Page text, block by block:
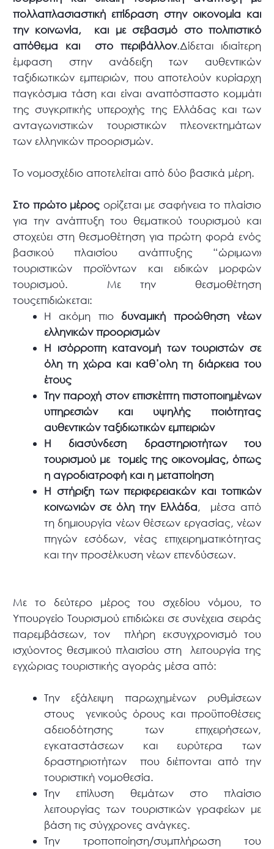
πολλαπλασιαστική επίδραση στην οικονομία και
την κοινωνία, και με σεβασμό στο πολιτιστικό
απόθεμα και στο περιβάλλον.Δίδεται ιδιαίτερη
έμφαση στην ανάδειξη των αυθεντικών
ταξιδιωτικών εμπειριών, που αποτελούν κυρίαρχη
παγκόσμια τάση και είναι αναπόσπαστο κομμάτι
της συγκριτικής υπεροχής της Ελλάδας και των
ανταγωνιστικών τουριστικών πλεονεκτημάτων
των ελληνικών προορισμών.
Το νομοσχέδιο αποτελείται από δύο βασικά μέρη.
Στο πρώτο μέρος ορίζεται με σαφήνεια το πλαίσιο
για την ανάπτυξη του θεματικού τουρισμού και
στοχεύει στη θεσμοθέτηση για πρώτη φορά ενός
βασικού πλαισίου ανάπτυξης “ώριμων»
τουριστικών προϊόντων και ειδικών μορφών
τουρισμού. Με την θεσμοθέτηση
τουςεπιδιώκεται:
Η ακόμη πιοδυναμική προώθηση νέων
ελληνικών προορισμών
Η ισόρροπη κατανομή των τουριστών σε
όλη τη χώρα και καθ΄ολη τη διάρκεια του
έτους
Την παροχή στον επισκέπτη πιστοποιημένων
υπηρεσιών και υψηλής ποιότητας
αυθεντικών ταξιδιωτικών εμπειριών
Η διασύνδεση δραστηριοτήτων του
τουρισμού με τομείς της οικονομίας, όπως
η αγροδιατροφή και η μεταποίηση
Η στήριξη των περιφερειακών και τοπικών
κοινωνιών σε όλη την Ελλάδα, μέσα από
τη δημιουργία νέων θέσεων εργασίας, νέων
πηγών εσόδων, νέας επιχειρηματικότητας
και την προσέλκυση νέων επενδύσεων.
Με το δεύτερο μέρος του σχεδίου νόμου, το
Υπουργείο Τουρισμού επιδιώκει σε συνέχεια σειράς
παρεμβάσεων, τον πλήρη εκσυγχρονισμό του
ισχύοντος θεσμικού πλαισίου στη λειτουργία της
εγχώριας τουριστικής αγοράς μέσα από:
Την εξάλειψη παρωχημένων ρυθμίσεων
στους γενικούς όρους και προϋποθέσεις
αδειοδότησης των επιχειρήσεων,
εγκαταστάσεων και ευρύτερα των
δραστηριοτήτων που διέπονται από την
τουριστική νομοθεσία.
Την επίλυση θεμάτων στο πλαίσιο
λειτουργίας των τουριστικών γραφείων με
βάση τις σύγχρονες ανάγκες.
Την τροποποίηση/συμπλήρωση του